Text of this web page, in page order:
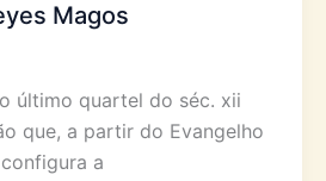
Magos
último quartel do séc. xii
que, a partir do Evangelho
a